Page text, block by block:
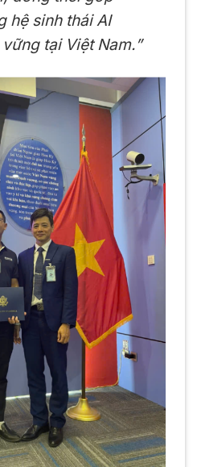
hệ sinh thái AI
tại Việt Nam.”